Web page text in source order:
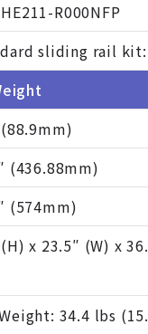
R000NFP
sliding rail kit:
(436.88mm)
(574mm)
x 23.5″ (W) x
34.4 lbs